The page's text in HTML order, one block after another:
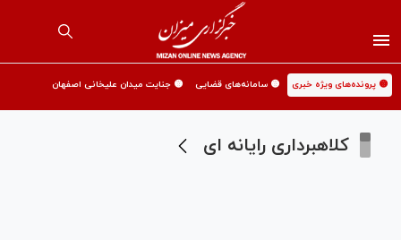
🟡 پرونده‌های ویژه خبری 🟡 سامانه‌های قضایی 🟡 جنایت میدان علیخانی اصفهان
کلاهبرداری رایانه ای